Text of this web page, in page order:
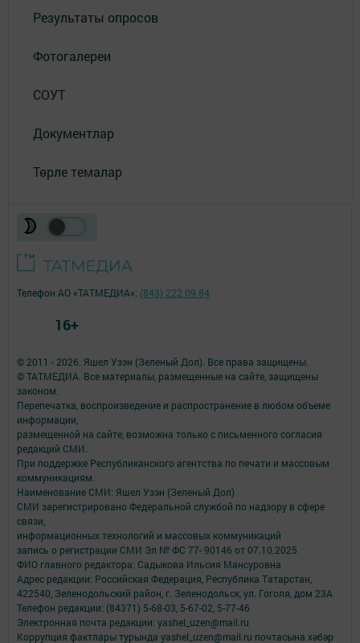
Результаты опросов
Фотогалереи
СОУТ
Документлар
Төрле темалар
© 2011 - 2026. Яшел Узэн (Зеленый Дол). Все права защищены.
© ТАТМЕДИА. Все материалы, размещенные на сайте, защищены
законом.
Перепечатка, воспроизведение и распространение в любом объеме
информации,
размещенной на сайте, возможна только с письменного согласия
редакций СМИ.
При поддержке Республиканского агентства по печати и массовым
коммуникациям.
Наименование СМИ: Яшел Узэн (Зеленый Дол)
СМИ зарегистрировано Федеральной службой по надзору в сфере
связи,
информационных технологий и массовых коммуникаций
запись о регистрации СМИ Эл № ФС 77- 90146 от 07.10.2025
ФИО главного редактора: Садыкова Ильсия Мансуровна
Адрес редакции: Российская Федерация, Республика Татарстан,
422540, Зеленодольский район, г. Зеленодольск, ул. Гоголя, дом 23А
Телефон редакции: (84371) 5-68-03, 5-67-02, 5-77-46
Электронная почта редакции: yashel_uzen@mail.ru
Коррупция фактлары турында yashel_uzen@mail.ru почтасына хәбәр
Телефон АО «ТАТМЕДИА»: (843) 222 09 84
16+